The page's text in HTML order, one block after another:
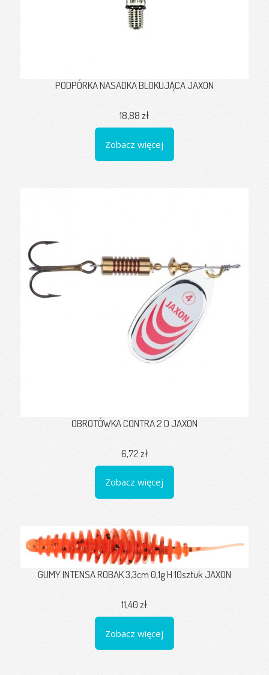
PODPÓRKA NASADKA BLOKUJĄCA JAXON
18,88 zł
Zobacz więcej
OBROTÓWKA CONTRA 2 D JAXON
6,72 zł
Zobacz więcej
GUMY INTENSA ROBAK 3,3cm 0,1g H 10sztuk JAXON
11,40 zł
Zobacz więcej